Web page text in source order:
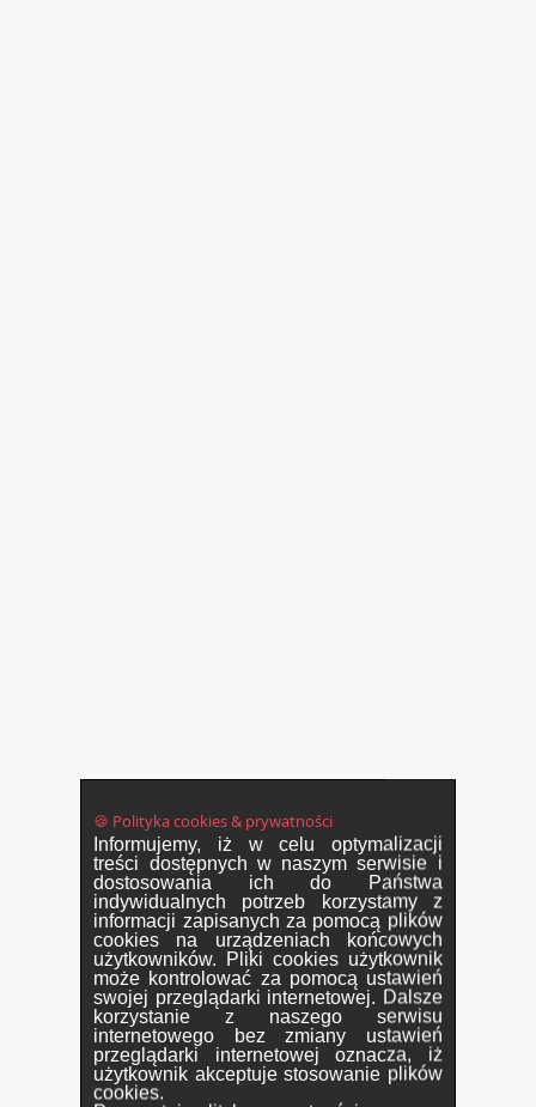
🍪 Polityka cookies & prywatności
Informujemy, iż w celu optymalizacji
treści dostępnych w naszym serwisie i
dostosowania ich do Państwa
indywidualnych potrzeb korzystamy z
informacji zapisanych za pomocą plików
cookies na urządzeniach końcowych
użytkowników. Pliki cookies użytkownik
może kontrolować za pomocą ustawień
swojej przeglądarki internetowej. Dalsze
korzystanie z naszego serwisu
internetowego bez zmiany ustawień
przeglądarki internetowej oznacza, iż
użytkownik akceptuje stosowanie plików
cookies.